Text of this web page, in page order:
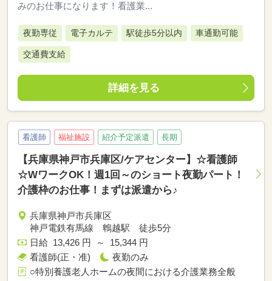
みのお仕事になります！看護業...
夜勤専従 電子カルテ 駅徒歩5分以内 車通勤可能
交通費支給
詳細を見る
看護師 福祉施設 紹介予定派遣 長期
【兵庫県神戸市兵庫区/ケアセンター】☆看護師
☆WワークOK！週1回～のショート夜勤パート！
介護枠のお仕事！まずは派遣から♪
兵庫県神戸市兵庫区
神戸電鉄有馬線 鵯越駅 徒歩5分
日給 13,426 円 ～ 15,344 円
看護師(正・准)
夜勤のみ
○特別養護老人ホームの夜間における介護業務全般